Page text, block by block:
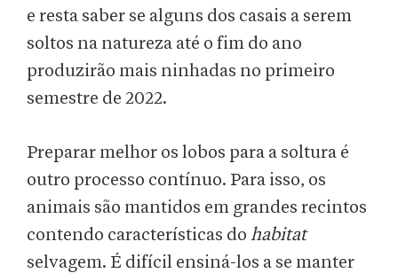
e resta saber se alguns dos casais a serem
soltos na natureza até o fim do ano
produzirão mais ninhadas no primeiro
semestre de 2022.
Preparar melhor os lobos para a soltura é
outro processo contínuo. Para isso, os
animais são mantidos em grandes recintos
contendo características do habitat
selvagem. É difícil ensiná-los a se manter